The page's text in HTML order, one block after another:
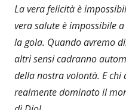
La vera felicità è
vera salute è impossibile
la gola. Quando avremo
altri sensi cadranno
della nostra volontà. E
realmente dominato il